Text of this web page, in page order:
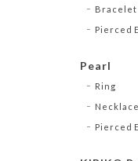
Bracelet
Pierced
Pearl
Ring
Necklace
Pierced